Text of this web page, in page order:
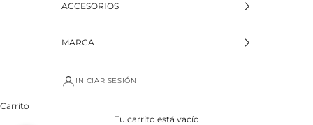
ACCESORIOS
MARCA
INICIAR SESIÓN
Carrito
Tu carrito está vacío